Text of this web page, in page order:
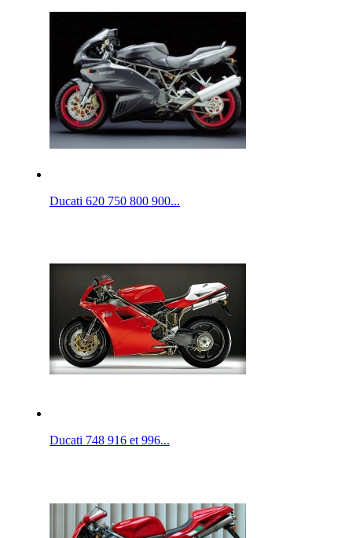
Ducati 620 750 800 900...
Ducati 748 916 et 996...